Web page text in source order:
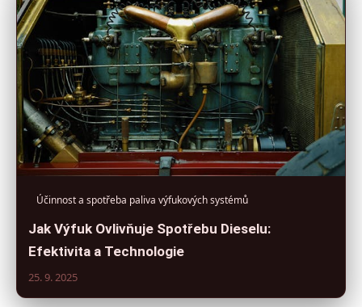
Účinnost a spotřeba paliva výfukových systémů
Jak Výfuk Ovlivňuje Spotřebu Dieselu:
Efektivita a Technologie
25. 9. 2025